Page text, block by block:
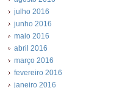
julho 2016
junho 2016
maio 2016
abril 2016
março 2016
fevereiro 2016
janeiro 2016